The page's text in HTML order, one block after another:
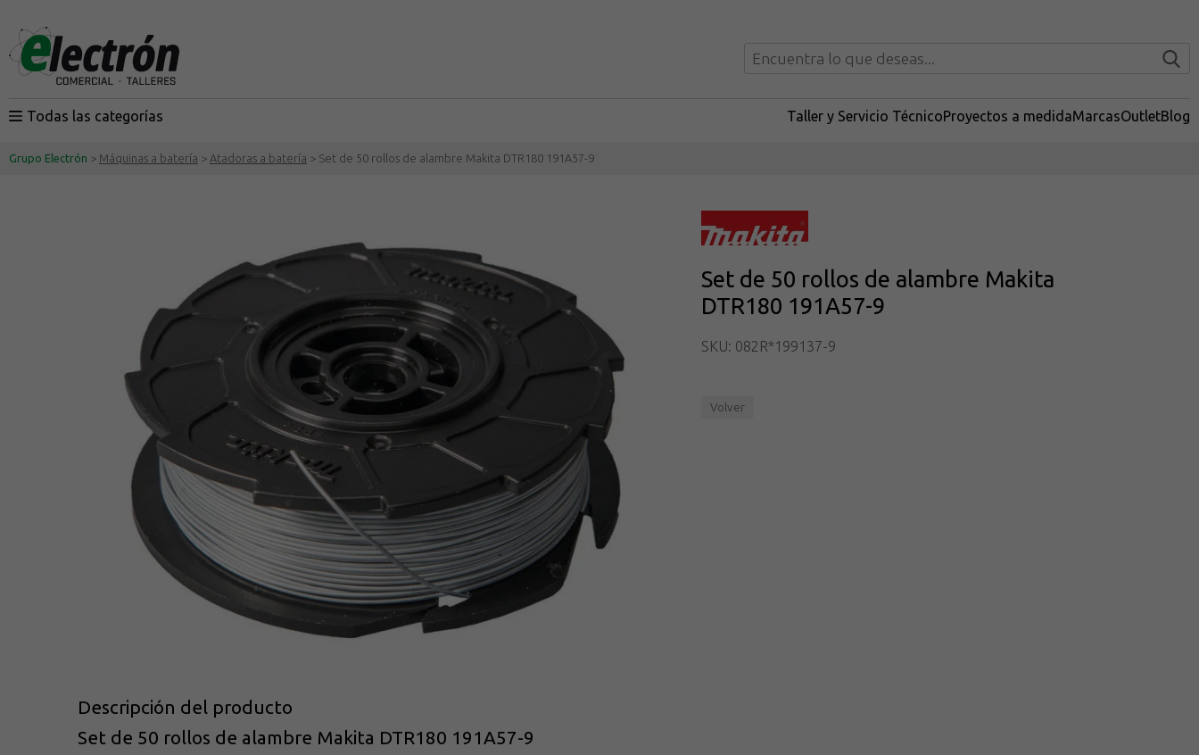
Todas las categorías Taller y Servicio TécnicoProyectos a medidaMarcasOutletBlog
Grupo Electrón > Máquinas a batería > Atadoras a batería > Set de 50 rollos de alambre Makita DTR180 191A57-9
Set de 50 rollos de alambre Makita
DTR180 191A57-9
SKU: 082R*199137-9
Volver
Descripción del producto
Set de 50 rollos de alambre Makita DTR180 191A57-9